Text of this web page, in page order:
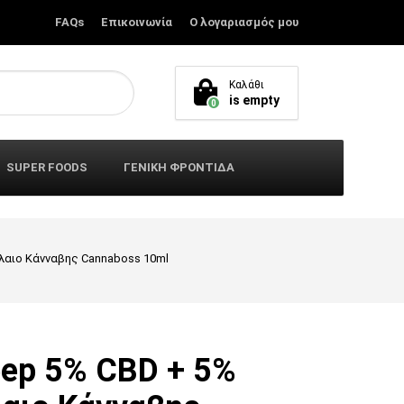
FAQs Επικοινωνία Ο λογαριασμός μου
0
Καλάθι
is empty
SUPER FOODS ΓΕΝΙΚΗ ΦΡΟΝΤΙΔΑ
Κάνναβης Cannaboss 10ml
5% CBD + 5%